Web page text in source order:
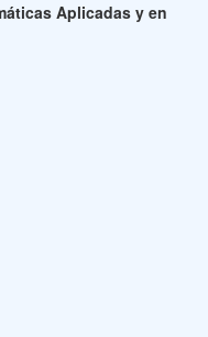
Aplicadas y en